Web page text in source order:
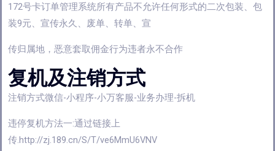
172号卡订单管理系统所有产品不允许任何形式的二次包装、包
装9元、宣传永久、废单、转单、宣
传归属地，恶意套取佣金行为违者永不合作
复机及注销方式
注销方式微信-小程序-小万客服-业务办理-拆机
违停复机方法一:通过链接上
传.http://zj.189.cn/S/T/ve6MmU6VNV